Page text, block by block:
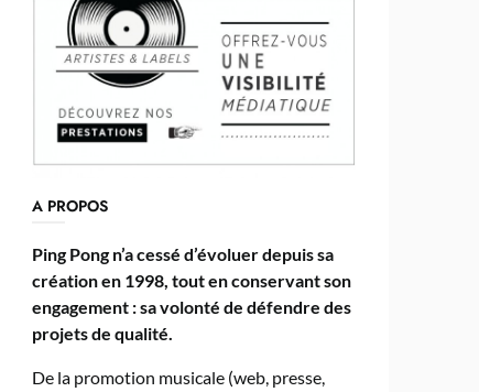
A PROPOS
Ping Pong n’a cessé d’évoluer depuis sa
création en 1998, tout en conservant son
engagement : sa volonté de défendre des
projets de qualité.
De la promotion musicale (web, presse,